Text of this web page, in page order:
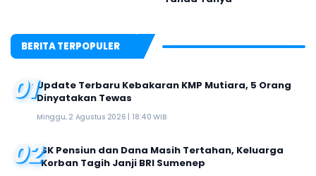
BERITA TERPOPULER
01Update Terbaru Kebakaran KMP Mutiara, 5 Orang
Dinyatakan Tewas
Minggu, 2 Agustus 2026 | 18:40 WIB
02SK Pensiun dan Dana Masih Tertahan, Keluarga
Korban Tagih Janji BRI Sumenep